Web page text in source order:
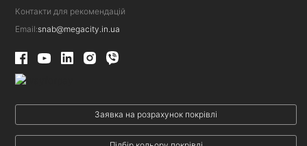
Контакти для рекомендацій
Email:snab@megacity.in.ua
Заявка на розрахунок покрівлі